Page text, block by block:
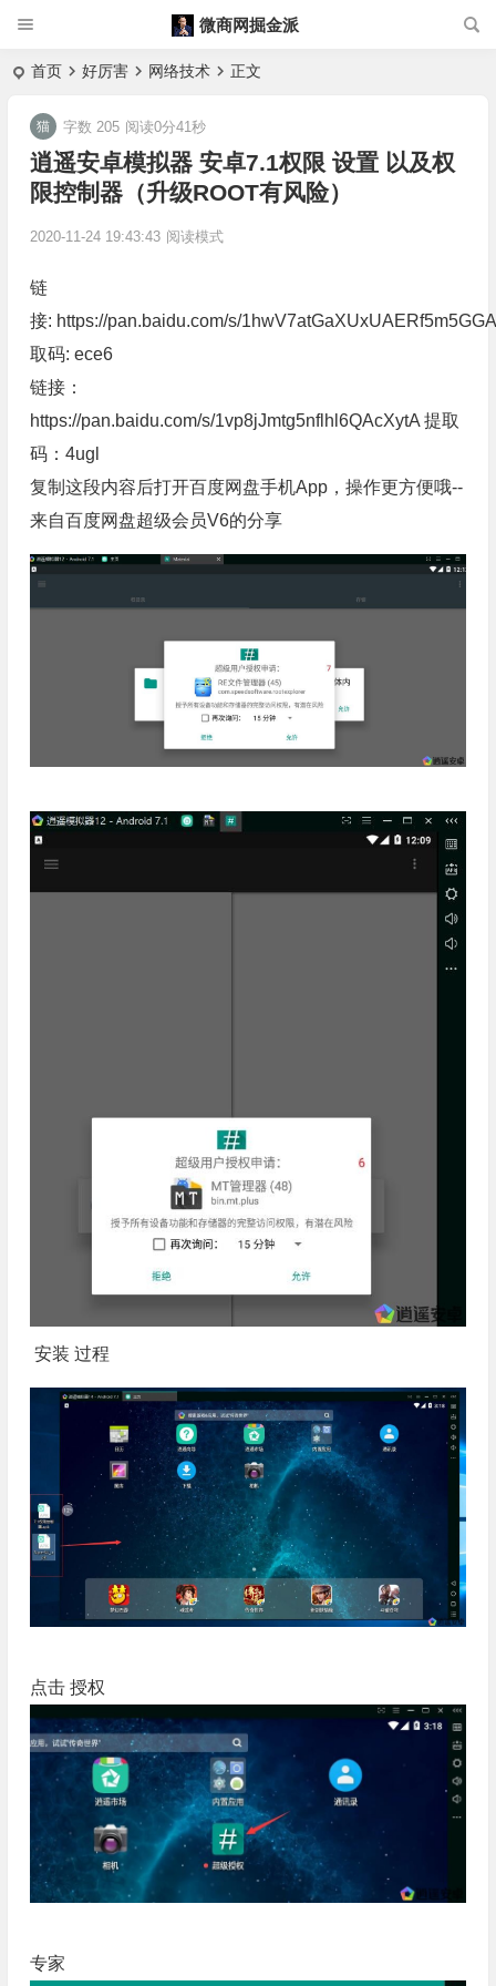
微商网掘金派
首页 好厉害 网络技术 正文
逍遥安卓模拟器 安卓7.1权限 设置 以及权
限控制器（升级ROOT有风险）
2020-11-24 19:43:43
字数 205 阅读0分41秒
阅读模式
链
接: https://pan.baidu.com/s/1hwV7atGaXUxUAERf5m5GGA
取码: ece6
链接：
https://pan.baidu.com/s/1vp8jJmtg5nflhl6QAcXytA提取
码：4ugl
复制这段内容后打开百度网盘手机App，操作更方便哦--
来自百度网盘超级会员V6的分享
安装 过程
点击 授权
专家